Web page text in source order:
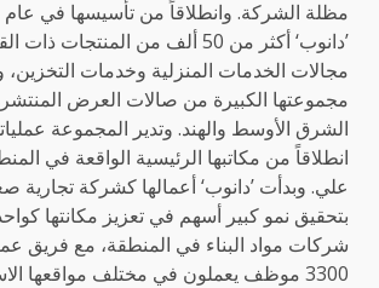
’دانوب‘ أكثر من 50 ألف من
مجالات الخدمات المنزلية وخدمات
مجموعتها الكبيرة من صالات العرض
الشرق الأوسط والهند. وتدير المجموعة
انطلاقاً من مكاتبها الرئيسية الواقعة في
علي. وبدأت ’دانوب‘ أعمالها كشركة تجارية
بتحقيق نمو كبير أسهم في تعزيز مكانتها
شركات مواد البناء في المنطقة، مع فريق
3300 موظف يعملون في مختلف مواقعها الاستراتيجية.